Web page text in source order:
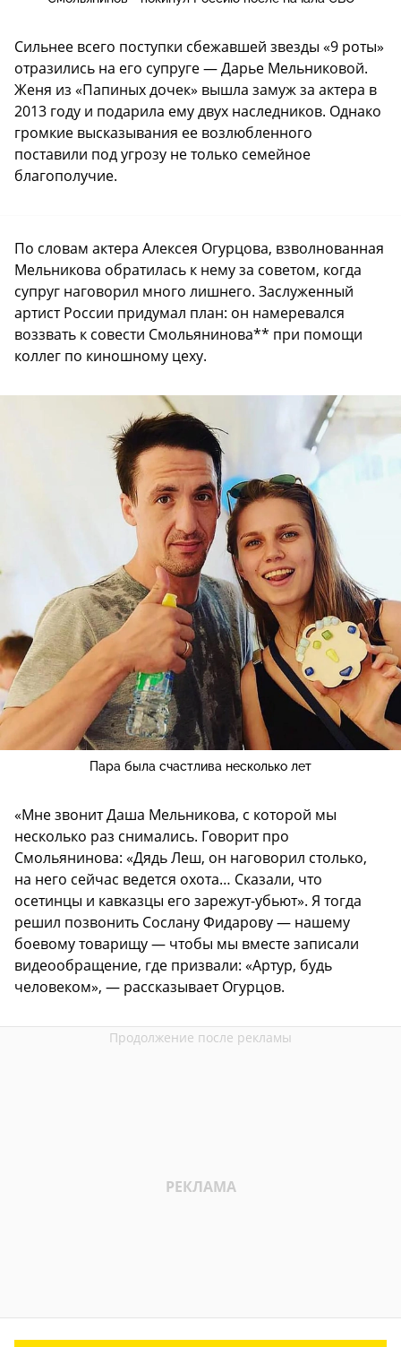
Сильнее всего поступки сбежавшей звезды «9 роты»
отразились на его супруге — Дарье Мельниковой.
Женя из «Папиных дочек» вышла замуж за актера в
2013 году и подарила ему двух наследников. Однако
громкие высказывания ее возлюбленного
поставили под угрозу не только семейное
благополучие.
По словам актера Алексея Огурцова, взволнованная
Мельникова обратилась к нему за советом, когда
супруг наговорил много лишнего. Заслуженный
артист России придумал план: он намеревался
воззвать к совести Смольянинова** при помощи
коллег по киношному цеху.
Пара была счастлива несколько лет
«Мне звонит Даша Мельникова, с которой мы
несколько раз снимались. Говорит про
Смольянинова: «Дядь Леш, он наговорил столько,
на него сейчас ведется охота… Сказали, что
осетинцы и кавказцы его зарежут-убьют». Я тогда
решил позвонить Сослану Фидарову — нашему
боевому товарищу — чтобы мы вместе записали
видеообращение, где призвали: «Артур, будь
человеком», — рассказывает Огурцов.